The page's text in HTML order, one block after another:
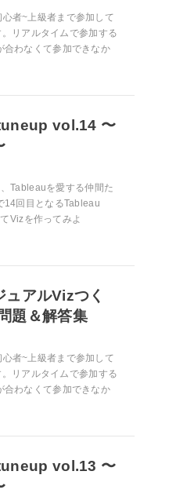
者~上級者まで参加して
リアルタイムで参加する
合わなくて参加できなか
vol.14 〜
Tableauを愛する仲間た
14回目となるTableau
Vizを作ってみよ
ュアルVizつく
題＆解答集
者~上級者まで参加して
リアルタイムで参加する
合わなくて参加できなか
vol.13 〜